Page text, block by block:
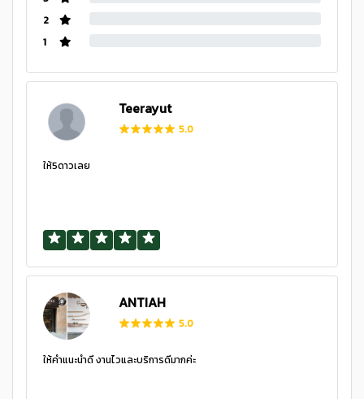
2
1
Teerayut
5.0
ให้5ดาวเลย
ANTIAH
5.0
ให้คำแนะนำดี งานไวและบริการดีมากค่ะ